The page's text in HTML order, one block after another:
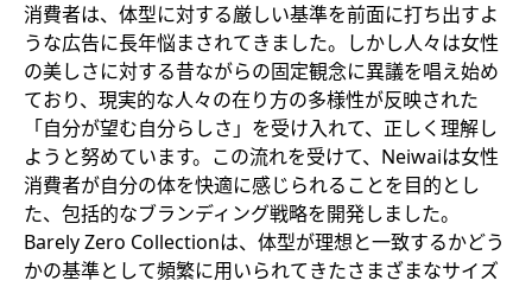
消費者は、体型に対する厳しい基準を前面に打ち出すよ
うな広告に長年悩まされてきました。しかし人々は女性
の美しさに対する昔ながらの固定観念に異議を唱え始め
ており、現実的な人々の在り方の多様性が反映された
「自分が望む自分らしさ」を受け入れて、正しく理解し
ようと努めています。この流れを受けて、Neiwaiは女性
消費者が自分の体を快適に感じられることを目的とし
た、包括的なブランディング戦略を開発しました。
Barely Zero Collectionは、体型が理想と一致するかどう
かの基準として頻繁に用いられてきたさまざまなサイズ